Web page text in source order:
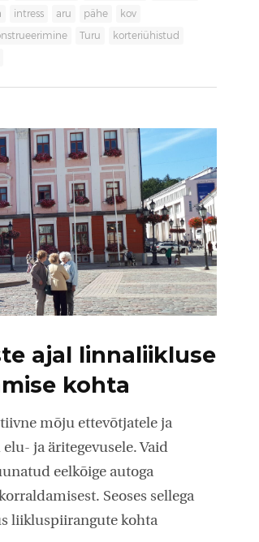
intress aru pähe kov
Turu korteriühistud
ajal linnaliikluse
kohta
mõju ettevõtjatele ja
ja äritegevusele. Vaid
eelkõige autoga
Seoses sellega
liikluspiirangute kohta